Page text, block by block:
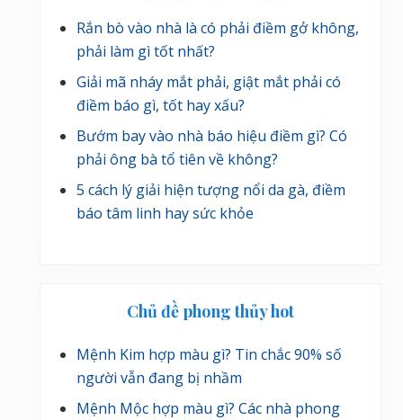
Rắn bò vào nhà là có phải điềm gở không,
phải làm gì tốt nhất?
Giải mã nháy mắt phải, giật mắt phải có
điềm báo gì, tốt hay xấu?
Bướm bay vào nhà báo hiệu điềm gì? Có
phải ông bà tổ tiên về không?
5 cách lý giải hiện tượng nổi da gà, điềm
báo tâm linh hay sức khỏe
Chủ đề phong thủy hot
Mệnh Kim hợp màu gì? Tin chắc 90% số
người vẫn đang bị nhầm
Mệnh Mộc hợp màu gì? Các nhà phong